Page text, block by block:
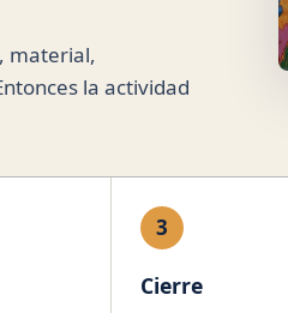
material,
la actividad
3
Cierre